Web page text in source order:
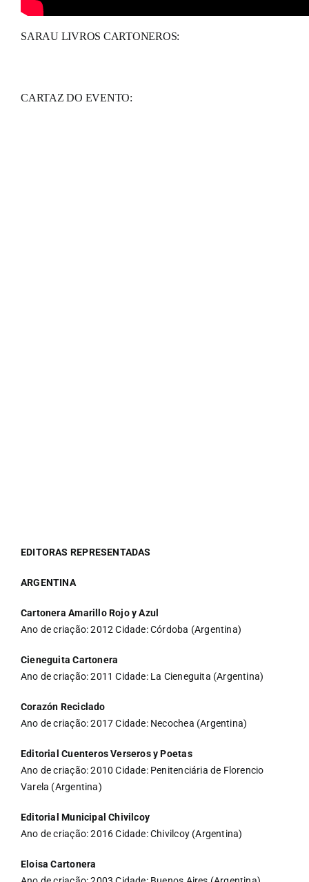
SARAU LIVROS CARTONEROS:
CARTAZ DO EVENTO:
EDITORAS REPRESENTADAS
ARGENTINA
Cartonera Amarillo Rojo y Azul
Ano de criação: 2012 Cidade: Córdoba (Argentina)
Cieneguita Cartonera
Ano de criação: 2011 Cidade: La Cieneguita (Argentina)
Corazón Reciclado
Ano de criação: 2017 Cidade: Necochea (Argentina)
Editorial Cuenteros Verseros y Poetas
Ano de criação: 2010 Cidade: Penitenciária de Florencio
Varela (Argentina)
Editorial Municipal Chivilcoy
Ano de criação: 2016 Cidade: Chivilcoy (Argentina)
Eloisa Cartonera